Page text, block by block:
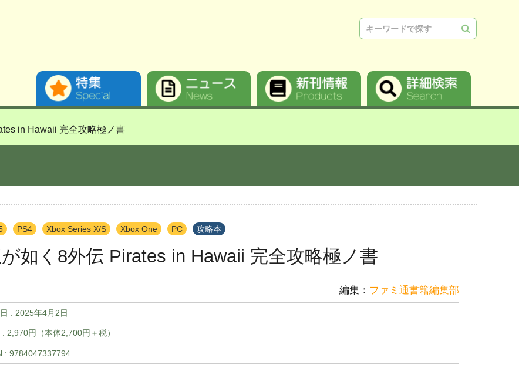
in Hawaii 完全攻略極ノ書
PS4 Xbox Series X/S Xbox One PC 攻略本
如く8外伝 Pirates in Hawaii 完全攻略極ノ書
編集： ファミ通書籍編集部
: 2025年4月2日
: 2,970円（本体2,700円＋税）
: 9784047337794